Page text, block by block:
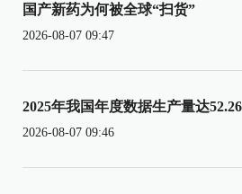
国产新药为何被全球“扫货”
2026-08-07 09:47
2025年我国年度数据生产量达
2026-08-07 09:46